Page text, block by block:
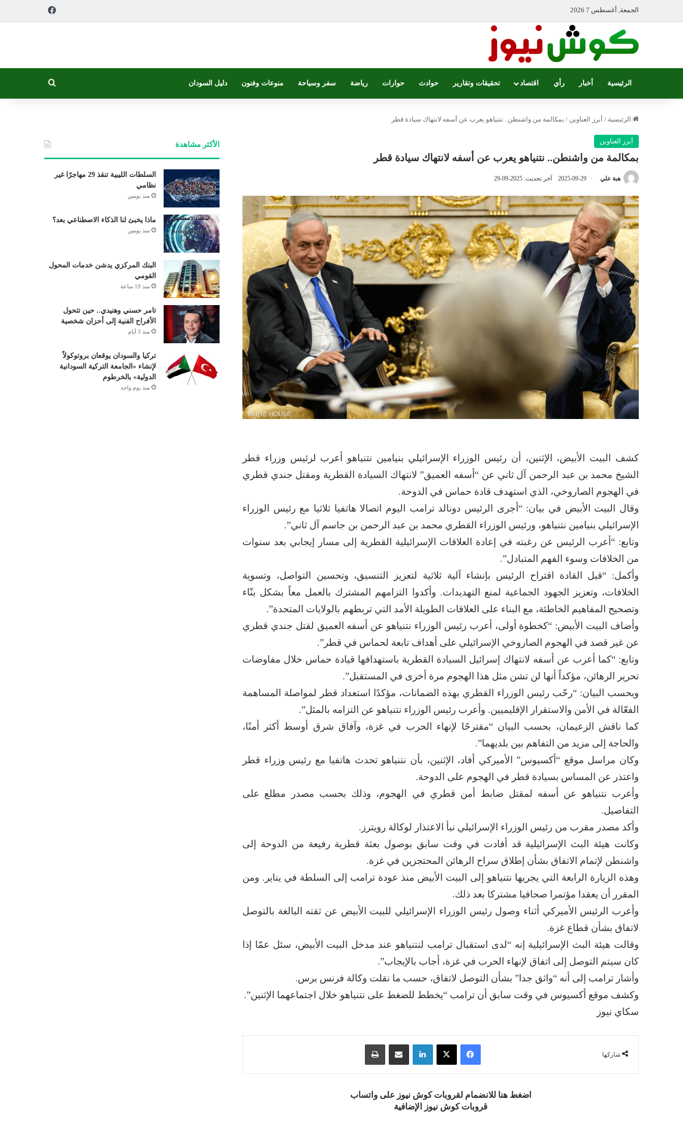
الجمعة, أغسطس 7 2026
الرئيسية أخبار رأي اقتصاد تحقيقات وتقارير حوادث حوارات رياضة سفر وسياحة منوعات وفنون دليل السودان
الرئيسية / أبرز العناوين / بمكالمة من واشنطن.. نتنياهو يعرب عن أسفه لانتهاك سيادة قطر
أبرز العناوين
بمكالمة من واشنطن.. نتنياهو يعرب عن أسفه لانتهاك سيادة قطر
هبة علي 2025-09-29 آخر تحديث: 2025-09-29
كشف البيت الأبيض، الإثنين، أن رئيس الوزراء الإسرائيلي بنيامين نتنياهو أعرب لرئيس وزراء قطر
الشيخ محمد بن عبد الرحمن آل ثاني عن “أسفه العميق” لانتهاك السيادة القطرية ومقتل جندي قطري
في الهجوم الصاروخي، الذي استهدف قادة حماس في الدوحة.
وقال البيت الأبيض في بيان: “أجرى الرئيس دونالد ترامب اليوم اتصالا هاتفيا ثلاثيا مع رئيس الوزراء
الإسرائيلي بنيامين نتنياهو، ورئيس الوزراء القطري محمد بن عبد الرحمن بن جاسم آل ثاني”.
وتابع: “أعرب الرئيس عن رغبته في إعادة العلاقات الإسرائيلية القطرية إلى مسار إيجابي بعد سنوات
من الخلافات وسوء الفهم المتبادل”.
وأكمل: “قبل القادة اقتراح الرئيس بإنشاء آلية ثلاثية لتعزيز التنسيق، وتحسين التواصل، وتسوية
الخلافات، وتعزيز الجهود الجماعية لمنع التهديدات. وأكدوا التزامهم المشترك بالعمل معاً بشكل بنّاء
وتصحيح المفاهيم الخاطئة، مع البناء على العلاقات الطويلة الأمد التي تربطهم بالولايات المتحدة”.
وأضاف البيت الأبيض: “كخطوة أولى، أعرب رئيس الوزراء نتنياهو عن أسفه العميق لقتل جندي قطري
عن غير قصد في الهجوم الصاروخي الإسرائيلي على أهداف تابعة لحماس في قطر”.
وتابع: “كما أعرب عن أسفه لانتهاك إسرائيل السيادة القطرية باستهدافها قيادة حماس خلال مفاوضات
تحرير الرهائن، مؤكداً أنها لن تشن مثل هذا الهجوم مرة أخرى في المستقبل”.
وبحسب البيان: “رحّب رئيس الوزراء القطري بهذه الضمانات، مؤكدًا استعداد قطر لمواصلة المساهمة
الفعّالة في الأمن والاستقرار الإقليميين. وأعرب رئيس الوزراء نتنياهو عن التزامه بالمثل”.
كما ناقش الزعيمان، بحسب البيان “مقترحًا لإنهاء الحرب في غزة، وآفاق شرق أوسط أكثر أمنًا،
والحاجة إلى مزيد من التفاهم بين بلديهما”.
وكان مراسل موقع “أكسيوس” الأميركي أفاد، الإثنين، بأن نتنياهو تحدث هاتفيا مع رئيس وزراء قطر
واعتذر عن المساس بسيادة قطر في الهجوم على الدوحة.
وأعرب نتنياهو عن أسفه لمقتل ضابط أمن قطري في الهجوم، وذلك بحسب مصدر مطلع على
التفاصيل.
وأكد مصدر مقرب من رئيس الوزراء الإسرائيلي نبأ الاعتذار لوكالة رويترز.
وكانت هيئة البث الإسرائيلية قد أفادت في وقت سابق بوصول بعثة قطرية رفيعة من الدوحة إلى
واشنطن لإتمام الاتفاق بشأن إطلاق سراح الرهائن المحتجزين في غزة.
وهذه الزيارة الرابعة التي يجريها نتنياهو إلى البيت الأبيض منذ عودة ترامب إلى السلطة في يناير. ومن
المقرر أن يعقدا مؤتمرا صحافيا مشتركا بعد ذلك.
وأعرب الرئيس الأميركي أثناء وصول رئيس الوزراء الإسرائيلي للبيت الأبيض عن ثقته البالغة بالتوصل
لاتفاق بشأن قطاع غزة.
وقالت هيئة البث الإسرائيلية إنه “لدى استقبال ترامب لنتنياهو عند مدخل البيت الأبيض، سئل عمّا إذا
كان سيتم التوصل إلى اتفاق لإنهاء الحرب في غزة، أجاب بالإيجاب”.
وأشار ترامب إلى أنه “واثق جدا” بشأن التوصل لاتفاق، حسب ما نقلت وكالة فرنس برس.
وكشف موقع أكسيوس في وقت سابق أن ترامب “يخطط للضغط على نتنياهو خلال اجتماعهما الإثنين”.
سكاي نيوز
شاركها
فيسبوك ‫X لينكدإن مشاركة عبر البريد
اضغط هنا للانضمام لقروبات كوش نيوز على واتساب
قروبات كوش نيوز الإضافية
الأكثر مشاهدة
السلطات الليبية تنقذ 29 مهاجرًا غير
نظامي
منذ يومين
ماذا يخبئ لنا الذكاء الاصطناعي بعد؟
منذ يومين
البنك المركزي يدشن خدمات المحول
القومي
منذ 19 ساعة
تامر حسني وهنيدي.. حين تتحول
الأفراح الفنية إلى أحزان شخصية
منذ 3 أيام
تركيا والسودان يوقعان بروتوكولاً
لإنشاء «الجامعة التركية السودانية
الدولية» بالخرطوم
منذ يوم واحد